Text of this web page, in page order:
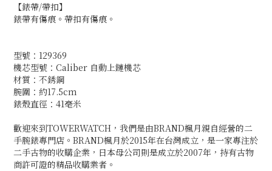
【錶帶/帶扣】
錶帶有傷痕。帶扣有傷痕。
型號：129369
機芯型號：Caliber 自動上鏈機芯
材質：不銹鋼
腕圍：約17.5cm
錶殼直徑：41毫米
歡迎來到TOWERWATCH，我們是由BRAND楓月親自經營的二
手腕錶專門店。BRAND楓月於2015年在台灣成立，是一家專注於
二手古物的收購企業，日本母公司則是成立於2007年，持有古物
商許可證的精品收購業者。